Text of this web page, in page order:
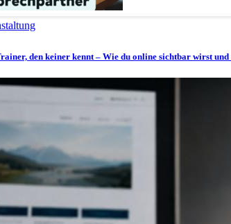
den keiner kennt – Wie du online sichtbar wirst